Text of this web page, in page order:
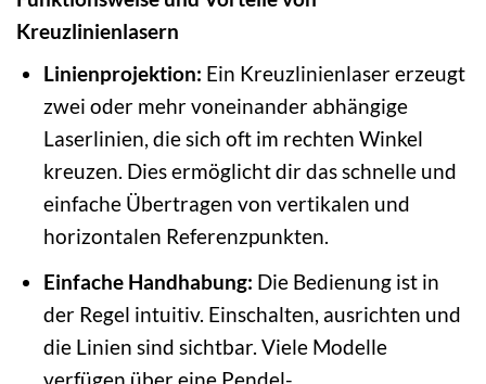
Kreuzlinienlasern
Linienprojektion: Ein Kreuzlinienlaser erzeugt
zwei oder mehr voneinander abhängige
Laserlinien, die sich oft im rechten Winkel
kreuzen. Dies ermöglicht dir das schnelle und
einfache Übertragen von vertikalen und
horizontalen Referenzpunkten.
Einfache Handhabung: Die Bedienung ist in
der Regel intuitiv. Einschalten, ausrichten und
die Linien sind sichtbar. Viele Modelle
verfügen über eine Pendel-